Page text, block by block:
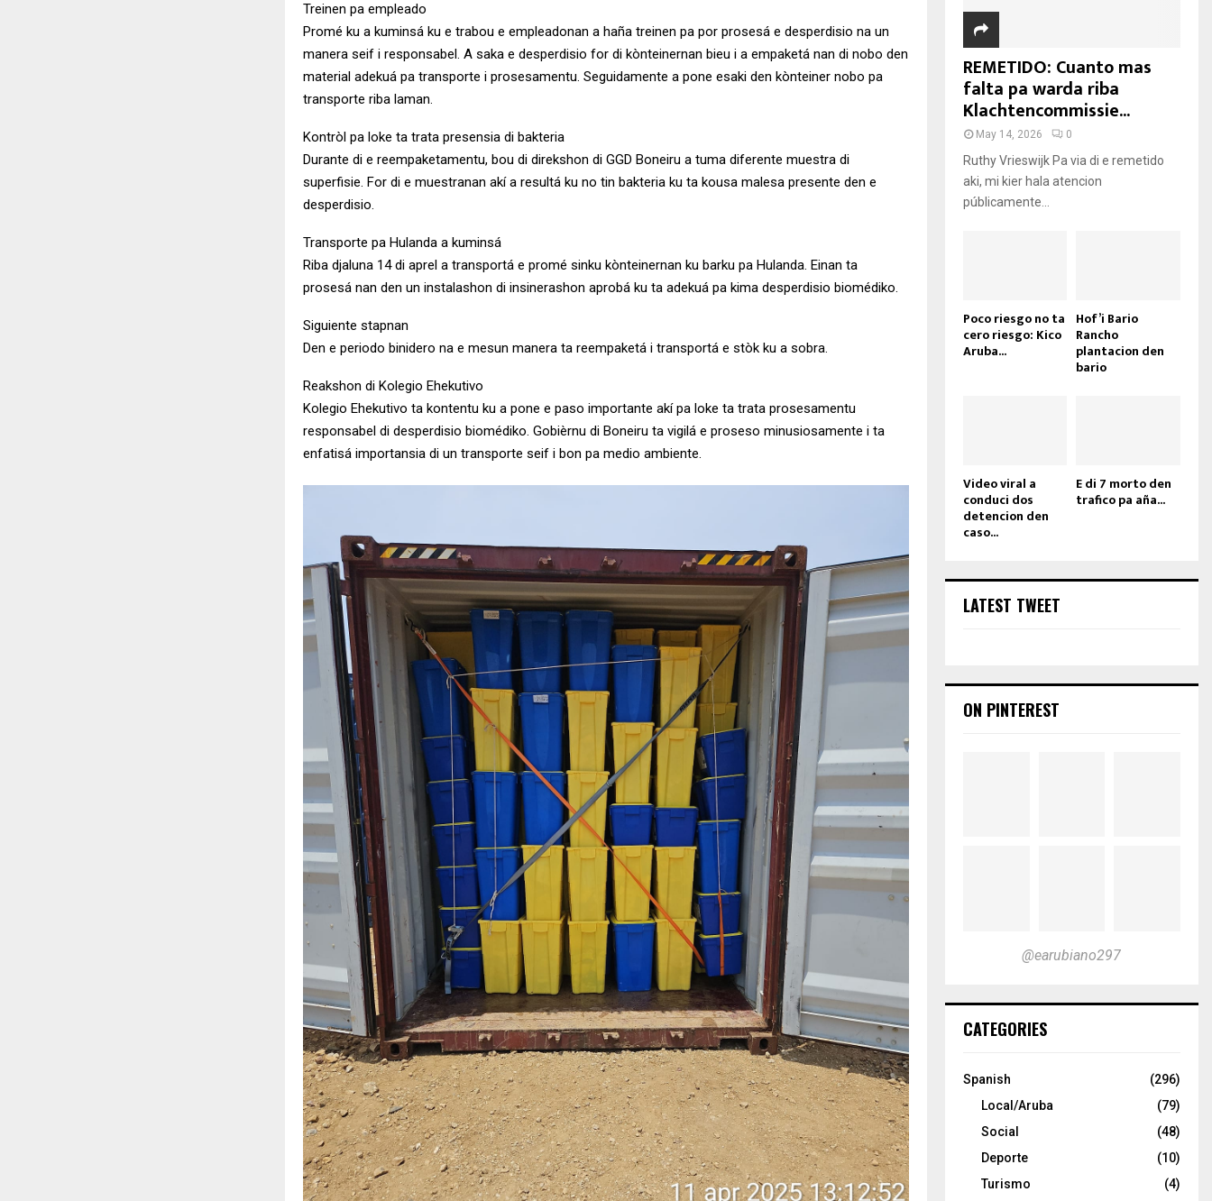
Treinen pa empleado
Promé ku a kuminsá ku e trabou e empleadonan a haña treinen pa por prosesá e desperdisio na un
manera seif i responsabel. A saka e desperdisio for di kònteinernan bieu i a empaketá nan di nobo den
material adekuá pa transporte i prosesamentu. Seguidamente a pone esaki den kònteiner nobo pa
transporte riba laman.
Kontròl pa loke ta trata presensia di bakteria
Durante di e reempaketamentu, bou di direkshon di GGD Boneiru a tuma diferente muestra di
superfisie. For di e muestranan akí a resultá ku no tin bakteria ku ta kousa malesa presente den e
desperdisio.
Transporte pa Hulanda a kuminsá
Riba djaluna 14 di aprel a transportá e promé sinku kònteinernan ku barku pa Hulanda. Einan ta
prosesá nan den un instalashon di insinerashon aprobá ku ta adekuá pa kima desperdisio biomédiko.
Siguiente stapnan
Den e periodo binidero na e mesun manera ta reempaketá i transportá e stòk ku a sobra.
Reakshon di Kolegio Ehekutivo
Kolegio Ehekutivo ta kontentu ku a pone e paso importante akí pa loke ta trata prosesamentu
responsabel di desperdisio biomédiko. Gobièrnu di Boneiru ta vigilá e proseso minusiosamente i ta
enfatisá importansia di un transporte seif i bon pa medio ambiente.
REMETIDO: Cuanto mas
falta pa warda riba
Klachtencommissie...
May 14, 2026 0
Ruthy Vrieswijk Pa via di e remetido
aki, mi kier hala atencion
públicamente...
Poco riesgo no ta
cero riesgo: Kico
Aruba...
Hof’i Bario
Rancho
plantacion den
bario
Video viral a
conduci dos
detencion den
caso...
E di 7 morto den
trafico pa aña...
LATEST TWEET
ON PINTEREST
@earubiano297
CATEGORIES
Spanish
(296)
Local/Aruba
(79)
Social
(48)
Deporte
(10)
Turismo
(4)